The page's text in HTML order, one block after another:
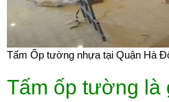
Tấm Ốp tường nhựa tại Quận Hà
Tấm ốp tường là